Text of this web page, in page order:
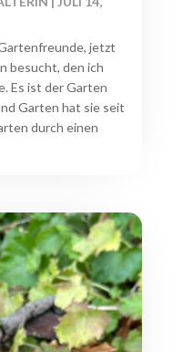
jetzt
besucht, den ich
Es ist der Garten
Garten hat sie seit
durch einen